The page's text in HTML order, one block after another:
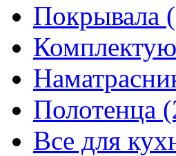
Покрывала
Полотенца
Все для